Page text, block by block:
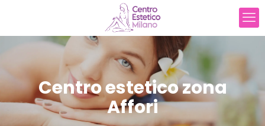
Centro estetico zona
Affori